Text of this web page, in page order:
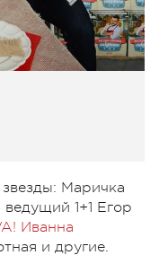
Маричка
1+1 Егор
Иванна
и другие.